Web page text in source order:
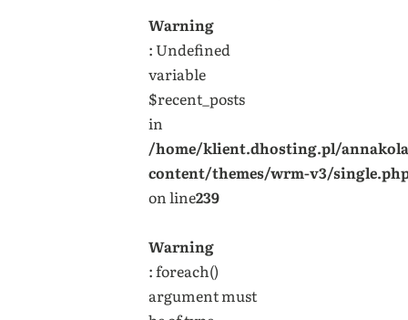
Warning
: Undefined
variable
$recent_posts
in
/home/klient.dhosting.pl/
content/themes/wrm-v3/
on line239
Warning
: foreach()
argument must